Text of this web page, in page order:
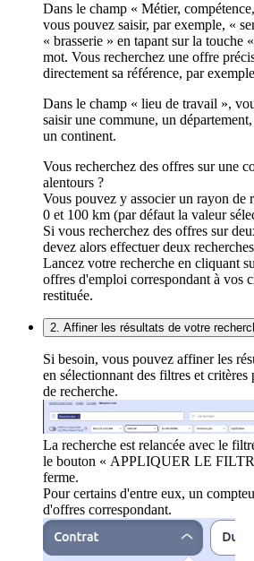
Dans le champ « Métier,
vous pouvez saisir, par exemple, «
« brasserie » en tapant sur la touche
mot. Vous recherchez une offre
directement sa référence, par
Dans le champ « lieu de travail »,
saisir une commune, un
un continent.
Vous recherchez des offres sur une
alentours ?
Vous pouvez y associer un rayon de
0 et 100 km (par défaut la valeur
Si vous recherchez des offres sur
devez alors effectuer deux
Lancez votre recherche en cliquant
offres d'emploi correspondant à vos
restituée.
2. Affiner les résultats de votre
Si besoin, vous pouvez affiner les
en sélectionnant des filtres et critères
de recherche.
La recherche est relancée avec le
le bouton « APPLIQUER LE
ferme.
Pour certains d'entre eux, un
d'offres correspondant.